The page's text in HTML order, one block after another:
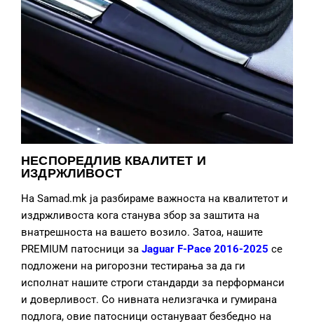
НЕСПОРЕДЛИВ КВАЛИТЕТ И
ИЗДРЖЛИВОСТ
На Samad.mk ја разбираме важноста на квалитетот и
издржливоста кога станува збор за заштита на
внатрешноста на вашето возило. Затоа, нашите
PREMIUM патосници за Jaguar F-Pace 2016-2025 се
подложени на ригорозни тестирања за да ги
исполнат нашите строги стандарди за перформанси
и доверливост. Со нивната нелизгачка и гумирана
подлога, овие патосници остануваат безбедно на